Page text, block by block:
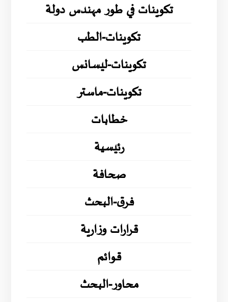
تكوينات في طور مهندس دولة
تكوينات-الطب
تكوينات-ليسانس
تكوينات-ماستر
خطابات
رئيسية
صحافة
فرق-البحث
قرارات وزارية
قوائم
محاور-البحث